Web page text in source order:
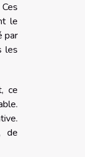
le
par
les
ce
de